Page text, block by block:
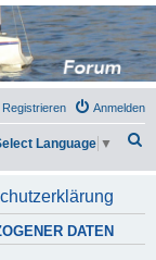
Anmelden
Registrieren
h
e
Language ▼
DATEN